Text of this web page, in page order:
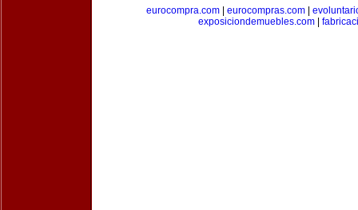
eurocompra.com| eurocompras.com|
exposiciondemuebles.com|